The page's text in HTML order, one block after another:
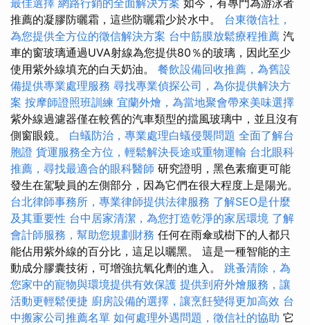
推薦的凝膠防曬霜，這些防曬霜少於水中。 台東徵信社，
為您提供全方位的徵信解決方案 台中筋膜放鬆療程推薦 汽
車的窗玻璃通過UVA射線為您提供80％的玻璃，因此至少
使用紫外線填充的白天奶油。 餐飲設備回收推薦，為舊設
備提供專業處理服務 尋找專業偵探公司，為你提供解決方
案 按摩師證照班訓練 宜蘭外燴，為當地聚會帶來美味選擇
紫外線過濾器僅在較舊的汽車類型的擋風玻璃中，並且沒有
側窗眼鏡。 白蟻防治，專業處理白蟻侵襲問題 全面了解台
胞證 貨運服務全方位，輕鬆解決長途或重物運輸 台北眼科
推薦，尋找最適合的眼科醫師 研究證明，黑色素瘤更可能
發生在駕駛員的左側部分，因為它們在很大程度上是陽光。
台北律師事務所，專業律師提供法律服務 了解SEO是什麼
及其重要性 台中居家清潔，為您打造乾淨的家居環境 了解
會計師服務，幫助您規劃財務 任何在雨傘或樹下的人都只
能佔用紫外線的百分比，這足以曬黑。 這是一種智能的主
動成分膠囊技術，可增強抗氧化劑的進入。 跳蚤清除，為
您家中的寵物與環境提供有效保護 提供到府外燴服務，讓
活動更輕鬆便捷 廚房設備的選擇，讓烹飪變得更加高效 台
中搬家公司推薦名單 如何處理外遇問題，徵信社的協助 它